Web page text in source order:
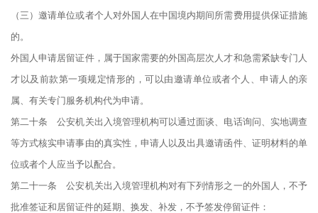
（三）邀请单位或者个人对外国人在中国境内期间所需费用提供保证措施
的。
外国人申请居留证件，属于国家需要的外国高层次人才和急需紧缺专门人
才以及前款第一项规定情形的，可以由邀请单位或者个人、申请人的亲
属、有关专门服务机构代为申请。
第二十条 公安机关出入境管理机构可以通过面谈、电话询问、实地调查
等方式核实申请事由的真实性，申请人以及出具邀请函件、证明材料的单
位或者个人应当予以配合。
第二十一条 公安机关出入境管理机构对有下列情形之一的外国人，不予
批准签证和居留证件的延期、换发、补发，不予签发停留证件：